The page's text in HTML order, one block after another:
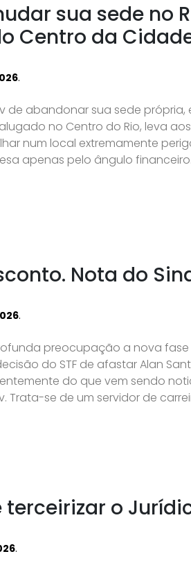
sua sede no
Centro da
.
de abandonar sua sede própria,
no Centro do Rio, leva
num local extremamente
apenas pelo ângulo
Nota do
.
preocupação a nova
do STF de afastar Alan
do que vem sendo
se de um servidor de
o
.